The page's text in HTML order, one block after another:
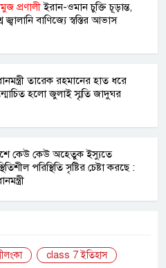
প্রণালীইরান-ওমান চুক্তি চূড়ান্ত,
জ্বালানি বাণিজ্যে স্বস্তির আভাস
তারেক রহমানের হাত ধরে
হলো জুলাই স্মৃতি জাদুঘর
কেউ কেউ অহেতুক ইস্যুতে
পরিস্থিতি সৃষ্টির চেষ্টা করছে :
class 7 ইতিহাস